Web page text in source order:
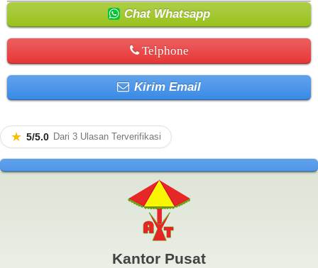
Chat Whatsapp
Telphone
Kirim Email
★ 5/5.0 Dari 3 Ulasan Terverifikasi
Kantor Pusat